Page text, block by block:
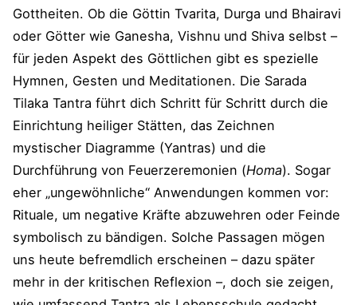
Gottheiten. Ob die Göttin Tvarita, Durga und Bhairavi
oder Götter wie Ganesha, Vishnu und Shiva selbst –
für jeden Aspekt des Göttlichen gibt es spezielle
Hymnen, Gesten und Meditationen. Die Sarada
Tilaka Tantra führt dich Schritt für Schritt durch die
Einrichtung heiliger Stätten, das Zeichnen
mystischer Diagramme (Yantras) und die
Durchführung von Feuerzeremonien (Homa). Sogar
eher „ungewöhnliche“ Anwendungen kommen vor:
Rituale, um negative Kräfte abzuwehren oder Feinde
symbolisch zu bändigen. Solche Passagen mögen
uns heute befremdlich erscheinen – dazu später
mehr in der kritischen Reflexion –, doch sie zeigen,